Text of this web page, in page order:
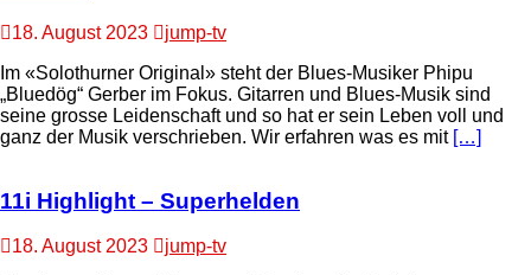
18. August 2023
jump-tv
Im «Solothurner Original» steht der Blues-Musiker Phipu
„Bluedög“ Gerber im Fokus. Gitarren und Blues-Musik sind
seine grosse Leidenschaft und so hat er sein Leben voll und
ganz der Musik verschrieben. Wir erfahren was es mit […]
11i Highlight – Superhelden
18. August 2023
jump-tv